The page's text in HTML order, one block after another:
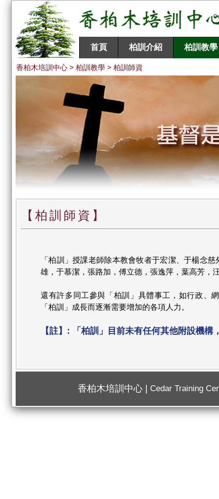
首頁 柏訓介紹 柏訓教學
香柏木培訓中心 > 柏訓教學 > 柏訓師資
【柏訓師資】
「柏訓」授課老師除本教會牧者于宏潔、于楊念
雄，于慕潔，張路加，傅立德，張逸萍，葉高芳，
還有許多同工參與「柏訓」具體事工，如行政、
「柏訓」成長而逐漸需要增加的各項人力。
【註】: 「柏訓」目前未有任何其他附設機構
香柏木培訓中心 | Cedar Training